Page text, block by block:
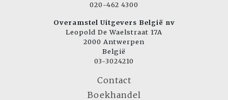
020-462 4300
Overamstel Uitgevers België nv
Leopold De Waelstraat 17A
2000 Antwerpen
België
03-3024210
Contact
Boekhandel